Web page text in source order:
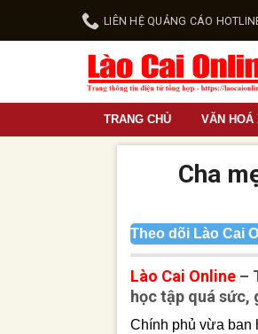
LIÊN HỆ QUẢNG CÁO
TRANG CHỦ VĂN HOÁ
Cha
Theo dõi Lào Cai
Lào Cai Online –
học tập quá sức,
Chính phủ vừa ban